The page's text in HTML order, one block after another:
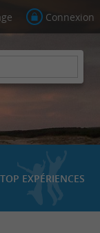
Connexion
TOP EXPÉRIENCES